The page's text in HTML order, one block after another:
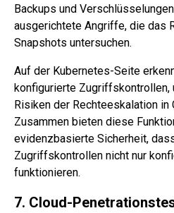
Backups und
ausgerichtete Angriffe, die das
Snapshots untersuchen.
Auf der Kubernetes-Seite
konfigurierte Zugriffskontrollen,
Risiken der Rechteeskalation in
Zusammen bieten diese
evidenzbasierte Sicherheit,
Zugriffskontrollen nicht nur
funktionieren.
7. Cloud-